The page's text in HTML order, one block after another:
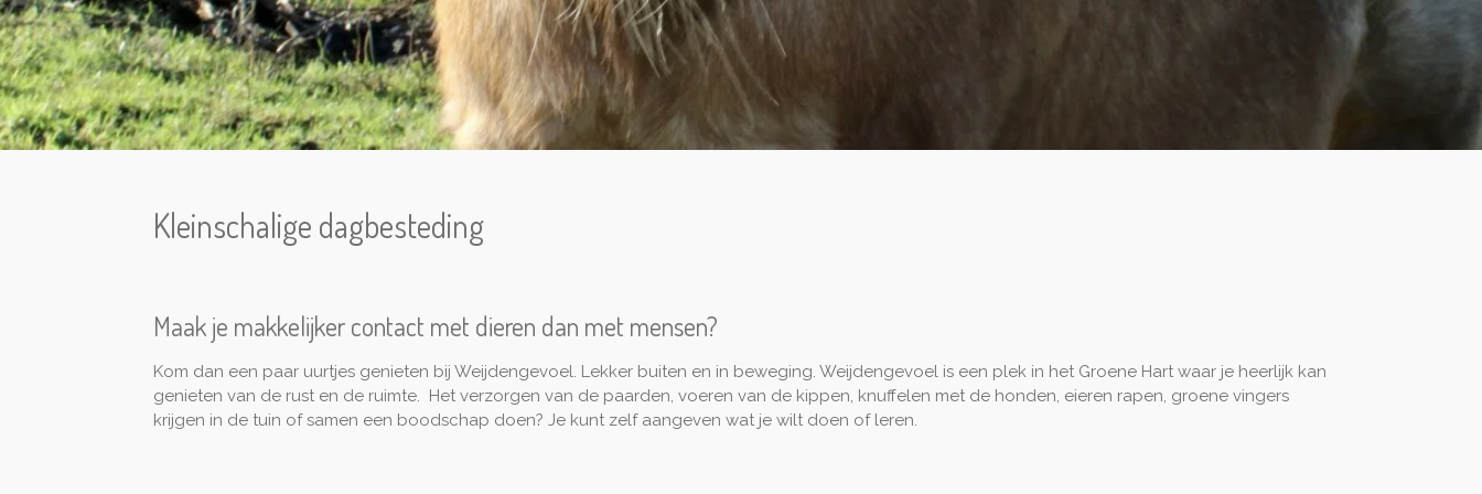
Kleinschalige dagbesteding
Maak je makkelijker contact met dieren dan met mensen?
Kom dan een paar uurtjes genieten bij Weijdengevoel. Lekker buiten en in beweging. Weijdengevoel is een plek in het Groene Hart waar je heerlijk kan
genieten van de rust en de ruimte. Het verzorgen van de paarden, voeren van de kippen, knuffelen met de honden, eieren rapen, groene vingers
krijgen in de tuin of samen een boodschap doen? Je kunt zelf aangeven wat je wilt doen of leren.